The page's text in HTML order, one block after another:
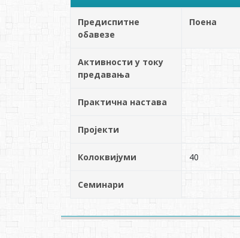
Предиспитне
обавезе
Поена
Активности у току
предавања
Практична настава
Пројекти
Колоквијуми 40
Семинари